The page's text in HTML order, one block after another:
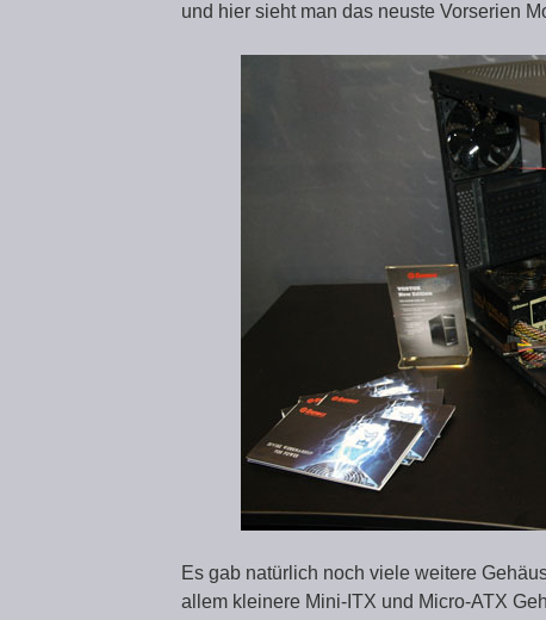
und hier sieht man das neuste Vorserien
Es gab natürlich noch viele weitere
allem kleinere Mini-ITX und Micro-ATX